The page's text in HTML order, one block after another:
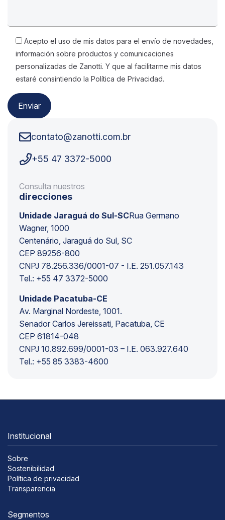
Acepto el uso de mis datos para el envío de novedades,
información sobre productos y comunicaciones
personalizadas de Zanotti. Y que al facilitarme mis datos
estaré consintiendo la Política de Privacidad.
contato@zanotti.com.br
+55 47 3372-5000
Consulta nuestros
direcciones
Unidade Jaraguá do Sul-SCRua Germano
Wagner, 1000
Centenário, Jaraguá do Sul, SC
CEP 89256-800
CNPJ 78.256.336/0001-07 - I.E. 251.057.143
Tel.: +55 47 3372-5000
Unidade Pacatuba-CE
Av. Marginal Nordeste, 1001.
Senador Carlos Jereissati, Pacatuba, CE
CEP 61814-048
CNPJ 10.892.699/0001-03 – I.E. 063.927.640
Tel.: +55 85 3383-4600
Institucional
Sobre
Sostenibilidad
Política de privacidad
Transparencia
Segmentos